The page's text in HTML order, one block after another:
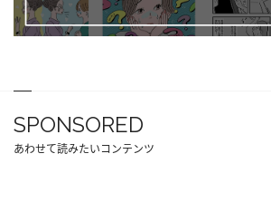
SPONSORED
あわせて読みたいコンテンツ